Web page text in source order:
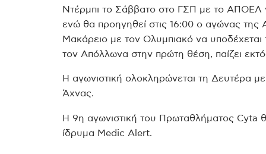
Ντέρμπι το Σάββατο στο ΓΣΠ με το ΑΠΟΕΛ
ενώ θα προηγηθεί στις 16:00 ο αγώνας της
Μακάρειο με τον Ολυμπιακό να
τον Απόλλωνα στην πρώτη θέση, παίζει
Η αγωνιστική ολοκληρώνεται τη Δευτέρα
Άχνας.
H 9η αγωνιστική του Πρωταθλήματος Cyta
ίδρυμα Medic Alert.